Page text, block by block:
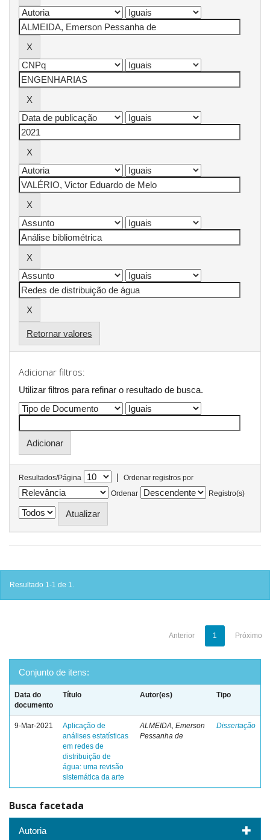
Retornar valores
Adicionar filtros:
Utilizar filtros para refinar o resultado de busca.
Resultados/Página |
Ordenar registros por
Ordenar
Registro(s)
Resultado 1-1 de 1.
Anterior 1 Próximo
Conjunto de itens:
Data do
documento
Título Autor(es) Tipo
9-Mar-2021
Aplicação de
análises estatísticas
em redes de
distribuição de
água: uma revisão
sistemática da arte
ALMEIDA, Emerson
Pessanha de
Dissertação
Busca facetada
Autoria